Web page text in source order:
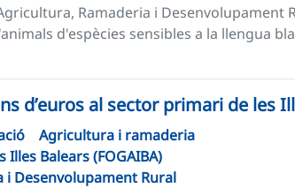
Ramaderia i Desenvolupament
d'espècies sensibles a la llengua
d’euros al sector primari de les
Agricultura i ramaderia
Balears (FOGAIBA)
i Desenvolupament Rural